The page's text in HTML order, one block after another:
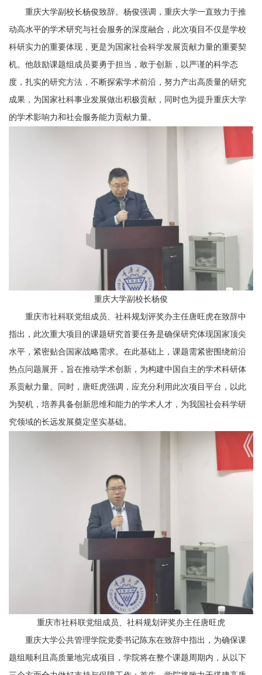
重庆大学副校长杨俊致辞。 杨俊强调， 重庆大学一直致力于推
动高水平的学术研究与社会服务的深度融合，此次项目不仅是学校
科研实力的重要体现，更是为国家社会科学发展贡献力量的重要契
机。他鼓励课题组成员要勇于担当，敢于创新，以严谨的科学态
度，扎实的研究方法，不断探索学术前沿，努力产出高质量的研究
成果，为国家社科事业发展做出积极贡献，同时也为提升重庆大学
的学术影响力和社会服务能力贡献力量。
重庆大学副校长杨俊
重庆市社科联党组成员、社科规划评奖办主任唐旺虎在致辞中
指出， 此次重大项目的课题研究首要任务是确保研究体现国家顶尖
水平，紧密贴合国家战略需求。在此基础上，课题需紧密围绕前沿
热点问题展开，旨在推动学术创新，为构建中国自主的学术科研体
系贡献力量。同时，唐旺虎强调，应充分利用此次项目平台，以此
为契机，培养具备创新思维和能力的学术人才，为我国社会科学研
究领域的长远发展奠定坚实基础。
重庆市社科联党组成员、社科规划评奖办主任唐旺虎
重庆大学公共管理学院党委书记陈东在致辞中指出， 为确保课
题组顺利且高质量地完成项目，学院将在整个课题周期内，从以下